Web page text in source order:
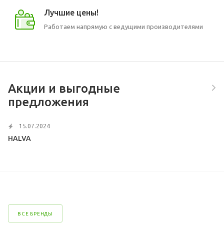
Лучшие цены!
Работаем напрямую с ведущими производителями
Акции и выгодные
предложения
15.07.2024
HALVA
ВСЕ БРЕНДЫ